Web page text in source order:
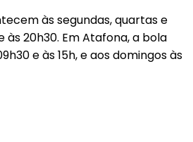
às segundas, quartas e
20h30. Em Atafona, a bola
e às 15h, e aos domingos às